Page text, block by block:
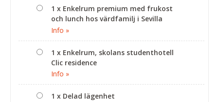
1 x Enkelrum premium med frukost
och lunch hos värdfamilj i Sevilla
Info »
1 x Enkelrum, skolans studenthotell
Clic residence
Info »
1 x Delad lägenhet